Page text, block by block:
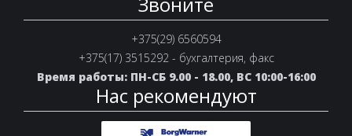
+375(29) 6560594
+375(17) 3515292 - бухгалтерия, факс
Время работы: ПН-СБ 9.00 - 18.00, ВС 10:00-16:00
Нас рекомендуют